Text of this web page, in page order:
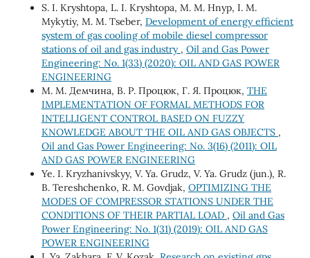
S. I. Kryshtopa, L. I. Kryshtopa, M. М. Hnyp, I. M.
Mykytiy, M. M. Tseber, Development of energy efficient
system of gas cooling of mobile diesel compressor
stations of oil and gas industry , Oil and Gas Power
Engineering: No. 1(33) (2020): OIL AND GAS POWER
ENGINEERING
М. М. Демчина, В. Р. Процюк, Г. Я. Процюк, THE
IMPLEMENTATION OF FORMAL METHODS FOR
INTELLIGENT CONTROL BASED ON FUZZY
KNOWLEDGE ABOUT THE OIL AND GAS OBJECTS ,
Oil and Gas Power Engineering: No. 3(16) (2011): OIL
AND GAS POWER ENGINEERING
Ye. I. Kryzhanivskyy, V. Ya. Grudz, V. Ya. Grudz (jun.), R.
B. Tereshchenko, R. M. Govdjak, OPTIMIZING THE
MODES OF COMPRESSOR STATIONS UNDER THE
CONDITIONS OF THEIR PARTIAL LOAD , Oil and Gas
Power Engineering: No. 1(31) (2019): OIL AND GAS
POWER ENGINEERING